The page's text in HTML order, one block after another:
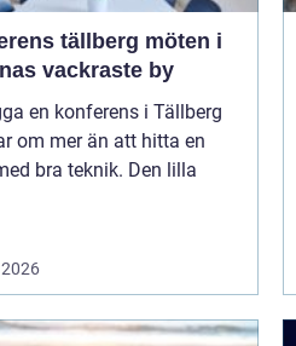
tällberg möten i
vackraste by
en konferens i Tällberg
om mer än att hitta en
bra teknik. Den lilla